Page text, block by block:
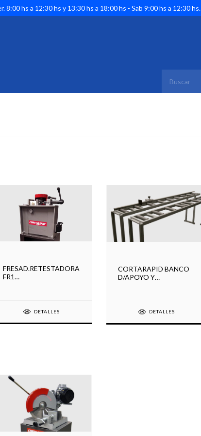
8:00 hs a 12:30 hs y 13:30 hs a 18:00 hs - Sab 9:00 hs a 12:30 hs.
FRESAD.RETESTADORA
FR1
DETALLES
CORTARAPID BANCO
D/APOYO Y
DETALLES